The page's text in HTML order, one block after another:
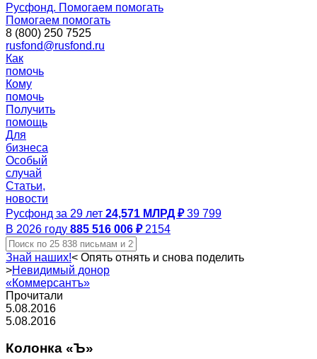
Русфонд. Помогаем помогать
Помогаем помогать
8 (800) 250 7525
rusfond@rusfond.ru
Как
помочь
Кому
помочь
Получить
помощь
Для
бизнеса
Особый
случай
Статьи,
новости
Русфонд за 29 лет 24,571 МЛРД ₽ 39 799
В 2026 году 885 516 006 ₽ 2154
Знай наших!< Опять отнять и снова поделить
>Невидимый донор
«Коммерсантъ»
Прочитали
5.08.2016
5.08.2016
Колонка «Ъ»